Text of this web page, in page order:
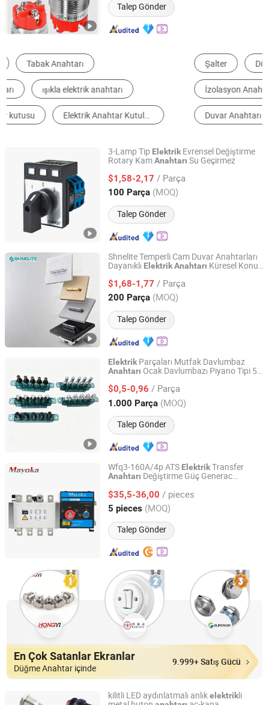
Talep Gönder
Şalter Düğme Anahtar Ağ Anahtarı
İzolasyon Anahtarı Mikro Anahtar
Duvar Anahtarı
3-Lamp Tip Elektrik Evrensel Değiştirme
Rotary KamAnahtarı Su Geçirmez
$1,58-2,17 / Parça
100 Parça (MOQ)
Talep Gönder
Jiangxi Huntec Electrical Technology Co., Ltd.
Jiangxi, China Fiyat 2025
Shnelite Temperli Cam Duvar Anahtarları
Dayanıklı ElektrikAnahtarı Küresel Konut
$1,68-1,77 / Parça
200 Parça (MOQ)
Talep Gönder
Shanghai Shinelite Electric Co., Ltd.
Shanghai, China Fiyat 2018
ElektrikParçaları Mutfak Davlumbaz
Anahtarı Ocak Davlumbazı Piyano Tipi 5
$0,5-0,96 / Parça
1.000 Parça (MOQ)
Talep Gönder
Wuhan Ruich Greatup Industry Limited
Hubei, China Fiyat 2014
Wfq3-160A/4p ATS ElektrikTransfer
Anahtarı Değiştirme Güç Generac
$35,5-36,00 / pieces
5 pieces (MOQ)
Talep Gönder
Wenzhou Laike Electric Appliance Co., Ltd.
Zhejiang, China Fiyat 2025
En Çok Satanlar Ekranlar
Düğme Anahtar içinde
9.999+ Satış Gücü
kilitli LED aydınlatmalı anlıkelektrikli